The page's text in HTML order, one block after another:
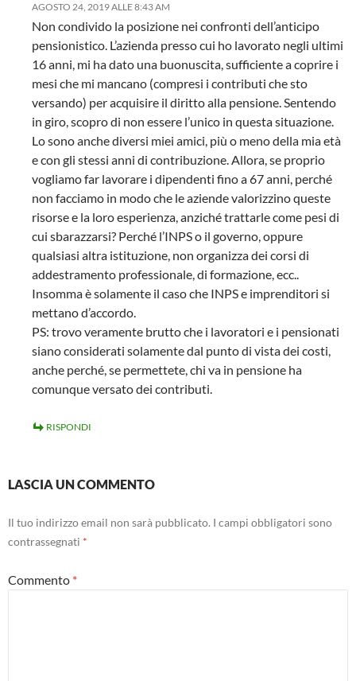
AGOSTO 24, 2019 ALLE 8:43 AM
Non condivido la posizione nei confronti dell’anticipo
pensionistico. L’azienda presso cui ho lavorato negli ultimi
16 anni, mi ha dato una buonuscita, sufficiente a coprire i
mesi che mi mancano (compresi i contributi che sto
versando) per acquisire il diritto alla pensione. Sentendo
in giro, scopro di non essere l’unico in questa situazione.
Lo sono anche diversi miei amici, più o meno della mia età
e con gli stessi anni di contribuzione. Allora, se proprio
vogliamo far lavorare i dipendenti fino a 67 anni, perché
non facciamo in modo che le aziende valorizzino queste
risorse e la loro esperienza, anziché trattarle come pesi di
cui sbarazzarsi? Perché l’INPS o il governo, oppure
qualsiasi altra istituzione, non organizza dei corsi di
addestramento professionale, di formazione, ecc..
Insomma è solamente il caso che INPS e imprenditori si
mettano d’accordo.
PS: trovo veramente brutto che i lavoratori e i pensionati
siano considerati solamente dal punto di vista dei costi,
anche perché, se permettete, chi va in pensione ha
comunque versato dei contributi.
RISPONDI
LASCIA UN COMMENTO
Il tuo indirizzo email non sarà pubblicato. I campi obbligatori sono
contrassegnati *
Commento *